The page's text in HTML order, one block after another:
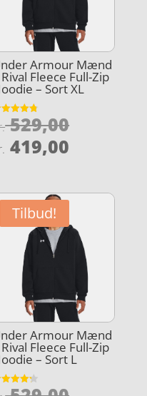
Armour Mænd
Fleece Full-Zip
– Sort XL
529,00Den
kr.
419,00
er:
kr.
Tilbud!
Armour Mænd
Fleece Full-Zip
– Sort L